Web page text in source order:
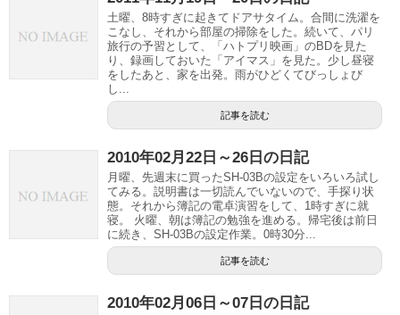
土曜、8時すぎに起きてドアサタイム。合間に洗濯を
こなし、それから部屋の掃除をした。続いて、パリ
旅行の予習として、「ハトプリ映画」のBDを見た
り、録画しておいた「アイマス」を見た。少し昼寝
をしたあと、家を出発。雨がひどくてびっしょび
し...
記事を読む
2010年02月22日～26日の日記
月曜、先週末に買ったSH-03Bの設定をいろいろ試し
てみる。説明書は一切読んでいないので、手探り状
態。それから簿記の電卓演習をして、1時すぎに就
寝。 火曜、朝は簿記の勉強を進める。帰宅後は前日
に続き、SH-03Bの設定作業。0時30分...
記事を読む
2010年02月06日～07日の日記